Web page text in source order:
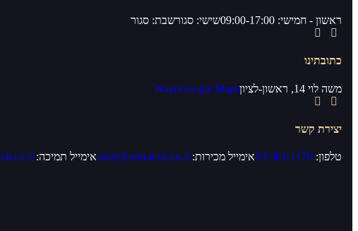
ראשון - חמישי: 09:00-17:00 שישי: סגורשבת: סגור
כתובתינו
משה לוי 14, ראשון-לציון WazeGoogle Maps
יצירת קשר
טלפון: 03-381-1170אימייל מכירות: sales@mm-tech.co.ilאימייל תמיכה: